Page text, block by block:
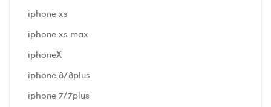
iphone xs
iphone xs max
iphoneX
iphone 8/8plus
iphone 7/7plus